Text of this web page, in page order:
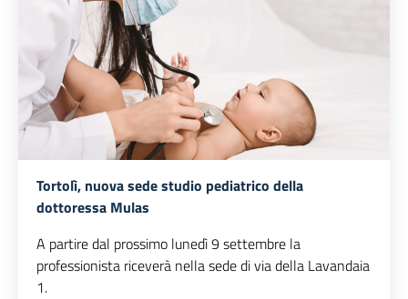
Tortolì, nuova sede studio pediatrico della
dottoressa Mulas
A partire dal prossimo lunedì 9 settembre la
professionista riceverà nella sede di via della Lavandaia
1.